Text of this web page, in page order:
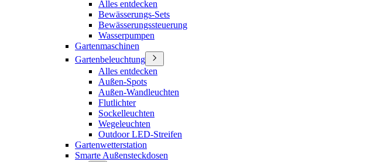
Alles entdecken
Bewässerungs-Sets
Bewässerungssteuerung
Wasserpumpen
Gartenmaschinen
Gartenbeleuchtung
Alles entdecken
Außen-Spots
Außen-Wandleuchten
Flutlichter
Sockelleuchten
Wegeleuchten
Outdoor LED-Streifen
Gartenwetterstation
Smarte Außensteckdosen